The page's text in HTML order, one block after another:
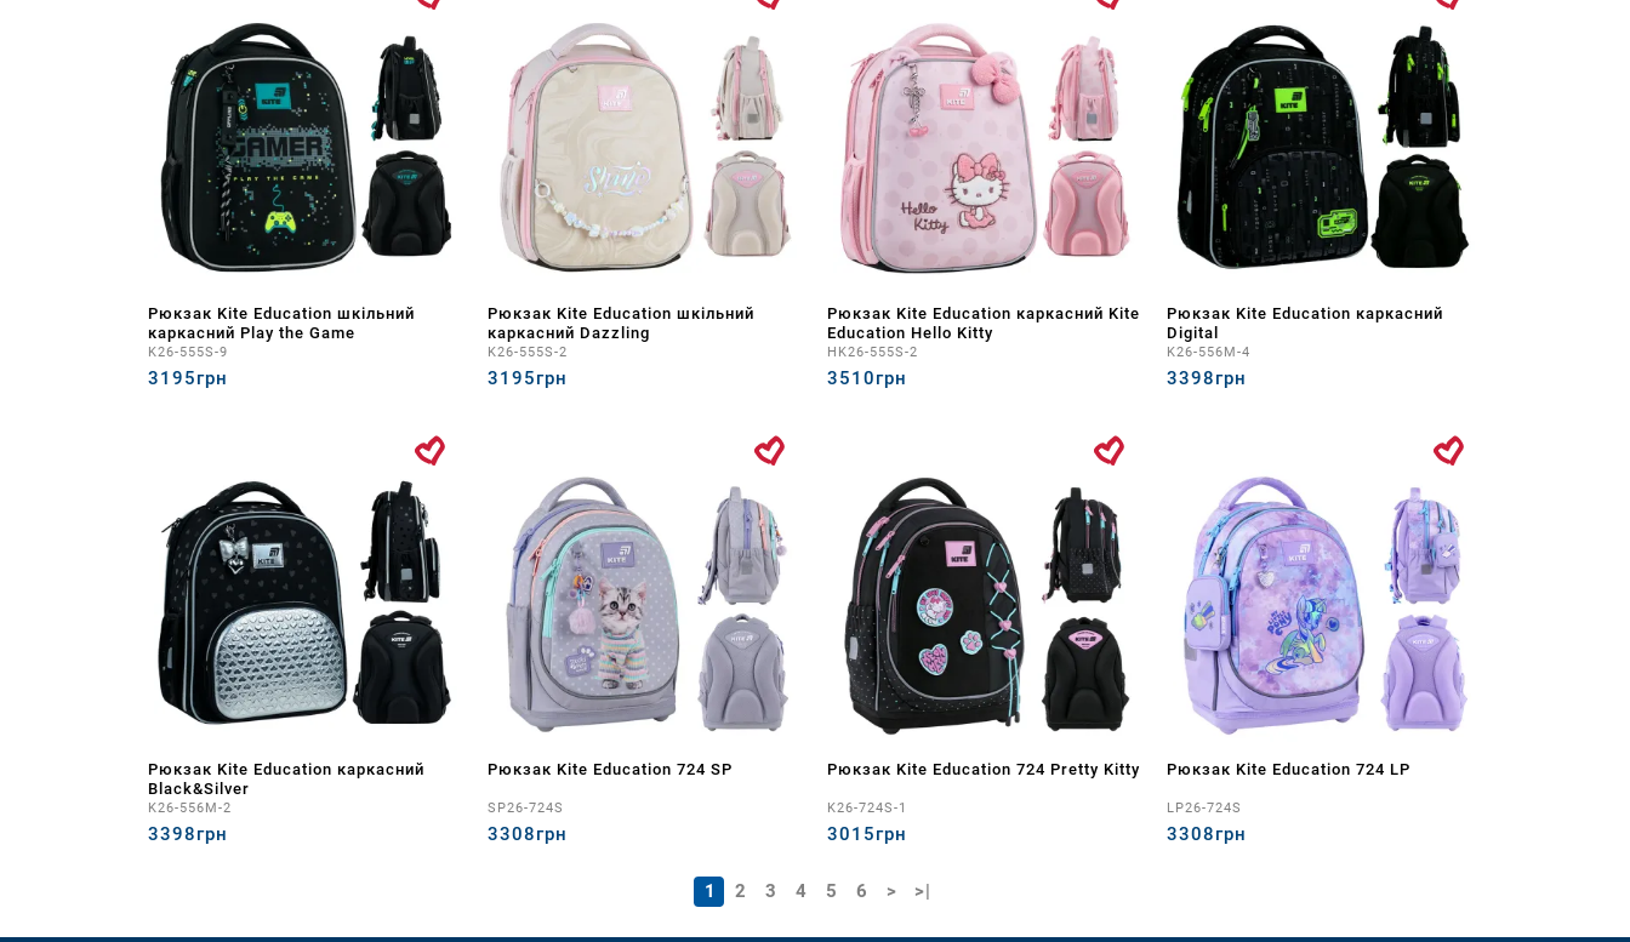
Рюкзак Kite Education шкільний
каркасний Play the Game
K26-555S-9
3195грн
Рюкзак Kite Education шкільний
каркасний Dazzling
K26-555S-2
3195грн
Рюкзак Kite Education каркасний Kite
Education Hello Kitty
HK26-555S-2
3510грн
Рюкзак Kite Education каркасний
Digital
K26-556M-4
3398грн
Рюкзак Kite Education каркасний
Black&Silver
K26-556M-2
3398грн
Рюкзак Kite Education 724 SP
SP26-724S
3308грн
Рюкзак Kite Education 724 Pretty Kitty
K26-724S-1
3015грн
Рюкзак Kite Education 724 LP
LP26-724S
3308грн
1 2 3 4 5 6 > >|